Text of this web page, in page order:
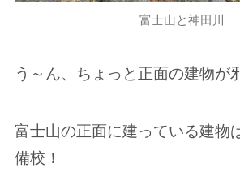
富士山と神田川
う～ん、ちょっと正面の建物が
富士山の正面に建っている建物
備校！